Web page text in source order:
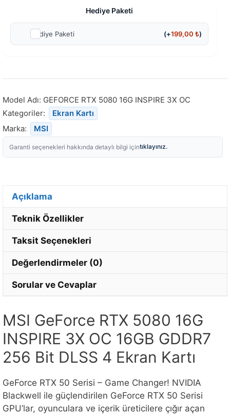
Hediye Paketi
Hediye Paketi (+199,00₺)
Model Adı: GEFORCE RTX 5080 16G INSPIRE 3X OC
Kategoriler:
Ekran Kartı
Marka:
MSI
Garanti seçenekleri hakkında detaylı bilgi içintıklayınız.
Açıklama
Teknik Özellikler
Taksit Seçenekleri
Değerlendirmeler (0)
Sorular ve Cevaplar
MSI GeForce RTX 5080 16G
INSPIRE 3X OC 16GB GDDR7
256 Bit DLSS 4 Ekran Kartı
GeForce RTX 50 Serisi – Game Changer! NVIDIA
Blackwell ile güçlendirilen GeForce RTX 50 Serisi
GPU’lar, oyunculara ve içerik üreticilere çığır açan